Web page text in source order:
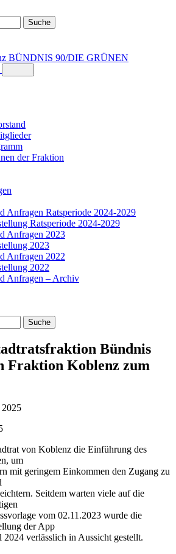
BÜNDNIS 90/DIE GRÜNEN
der Fraktion
Anfragen Ratsperiode 2024-2029
Ratsperiode 2024-2029
Anfragen 2023
2023
Anfragen 2022
2022
Anfragen – Archiv
Bündnis
Fraktion Koblenz zum
von Koblenz die Einführung des
um
mit geringem Einkommen den Zugang zu
Seitdem warten viele auf die
vom 02.11.2023 wurde die
der App
verlässlich in Aussicht gestellt.